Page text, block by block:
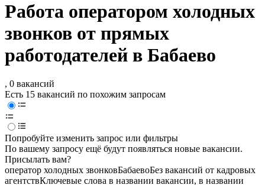
Работа оператором холодных
звонков от прямых
работодателей в Бабаево
, 0 вакансий
Есть 15 вакансий по похожим запросам
Попробуйте изменить запрос или фильтры
По вашему запросу ещё будут появляться новые вакансии.
Присылать вам?
оператор холодных звонковБабаевоБез вакансий от кадровых
агентствКлючевые слова в названии вакансии, в названии